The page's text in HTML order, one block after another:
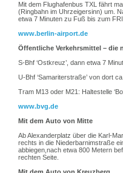
Mit dem Flughafenbus TXL fährt
(Ringbahn im Uhrzeigersinn) um.
etwa 7 Minuten zu Fuß bis zum
www.berlin-airport.de
Öffentliche Verkehrsmittel – die
S-Bhf ‘Ostkreuz’, dann etwa 7
U-Bhf ‘Samariterstraße’ von dort
Tram M13 oder M21: Haltestelle
www.bvg.de
Mit dem Auto von Mitte
Ab Alexanderplatz über die Karl-
rechts in die Niederbarnimstraße
abbiegen,nach etwa 800 Metern
rechten Seite.